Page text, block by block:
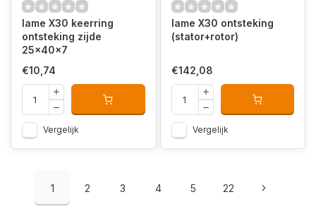
Iame X30 keerring
ontsteking zijde
25x40x7
€10,74
Vergelijk
Iame X30 ontsteking
(stator+rotor)
€142,08
Vergelijk
1 2 3 4 5 22